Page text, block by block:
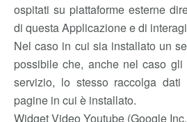
ospitati su piattaforme esterne
di questa Applicazione e di
Nel caso in cui sia installato un
possibile che, anche nel caso
servizio, lo stesso raccolga
pagine in cui è installato.
Widget Video Youtube (Google